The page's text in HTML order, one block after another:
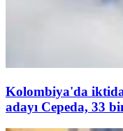
Kolombiya'da
adayı Cepeda, 33